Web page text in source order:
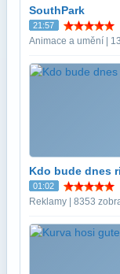
SouthPark
21:57
Animace a umění |
Kdo bude dnes
01:02
Reklamy | 8353